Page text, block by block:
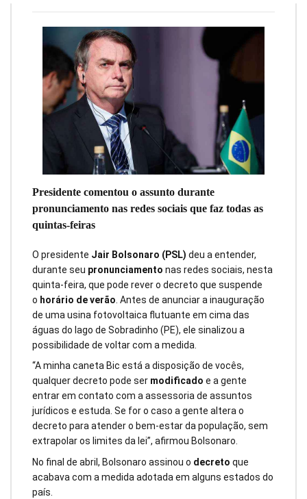
Presidente comentou o assunto durante
pronunciamento nas redes sociais que faz todas as
quintas-feiras
O presidente Jair Bolsonaro (PSL) deu a entender,
durante seu pronunciamento nas redes sociais, nesta
quinta-feira, que pode rever o decreto que suspende
o horário de verão . Antes de anunciar a inauguração
de uma usina fotovoltaica flutuante em cima das
águas do lago de Sobradinho (PE), ele sinalizou a
possibilidade de voltar com a medida.
“A minha caneta Bic está a disposição de vocês,
qualquer decreto pode ser modificado e a gente
entrar em contato com a assessoria de assuntos
jurídicos e estuda. Se for o caso a gente altera o
decreto para atender o bem-estar da população, sem
extrapolar os limites da lei”, afirmou Bolsonaro.
No final de abril, Bolsonaro assinou o decreto que
acabava com a medida adotada em alguns estados do
país.